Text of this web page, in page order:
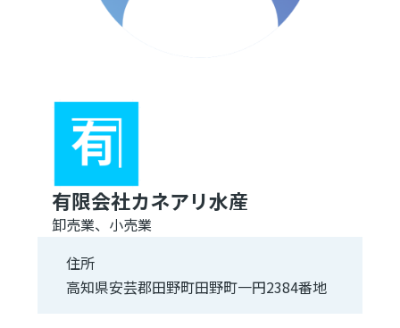
有限会社カネアリ水産
卸売業、小売業
住所
高知県安芸郡田野町田野町一円2384番地